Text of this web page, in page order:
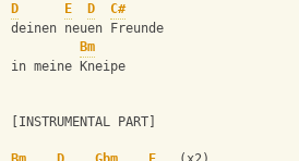
D
E D
C#
deinen neuen Freunde
Bm
in meine Kneipe
[INSTRUMENTAL PART]